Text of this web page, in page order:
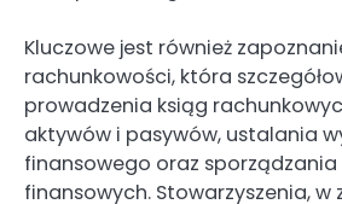
Kluczowe jest również
rachunkowości, która
prowadzenia ksiąg
aktywów i pasywów, ustalania
finansowego oraz
finansowych. Stowarzyszenia, w